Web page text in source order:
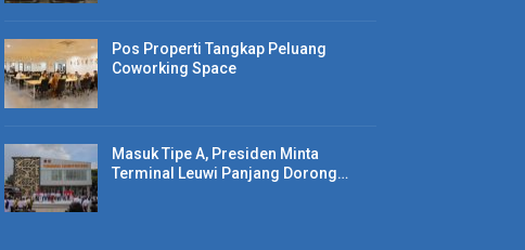
Pos Properti Tangkap Peluang
Coworking Space
Masuk Tipe A, Presiden Minta
Terminal Leuwi Panjang Dorong…